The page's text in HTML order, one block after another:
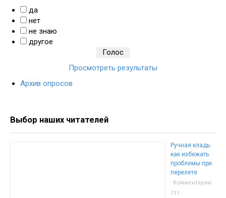
да
нет
не знаю
другое
Просмотреть результаты
Архив опросов
Выбор наших читателей
Ручная кладь:
как избежать
проблемы при
перелете
Комментарии:
111